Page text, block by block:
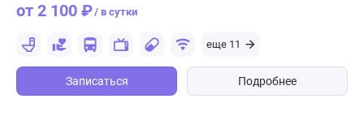
от 2 100 ₽/ в сутки
еще 11
Записаться Подробнее